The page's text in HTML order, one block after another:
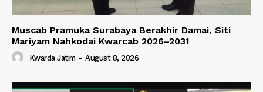
Muscab Pramuka Surabaya Berakhir Damai, Siti
Mariyam Nahkodai Kwarcab 2026–2031
Kwarda Jatim - August 8, 2026